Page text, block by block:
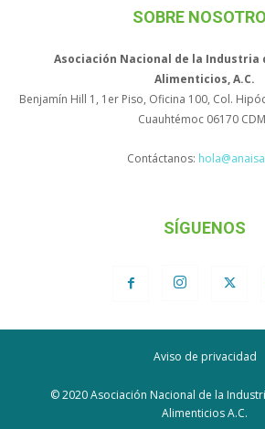
SOBRE
Asociación Nacional de la Industria
Alimenticios, A.C.
Benjamín Hill 1, 1er Piso, Oficina 100, Col.
Cuauhtémoc 06170
Contáctanos:
SÍGUENOS
Aviso de privacidad
© 2020 Asociación Nacional de la
Alimenticios A.C.